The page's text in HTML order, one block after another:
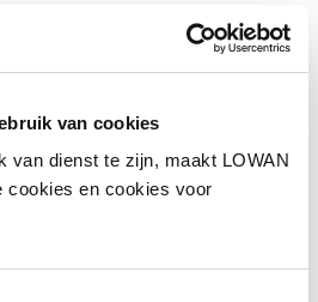
van cookies
van dienst te zijn, maakt LOWAN
cookies en cookies voor